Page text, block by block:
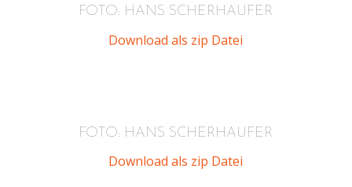
FOTO: HANS SCHERHAUFER
Download als zip Datei
FOTO: HANS SCHERHAUFER
Download als zip Datei